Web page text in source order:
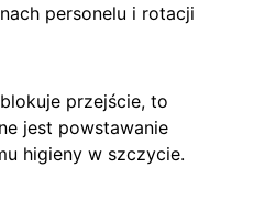
personelu i rotacji
przejście, to
jest powstawanie
higieny w szczycie.